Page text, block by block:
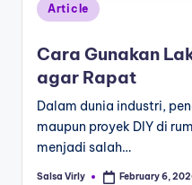
Article
Cara Gunakan
agar Rapat
Dalam dunia industri,
maupun proyek DIY di
menjadi salah…
Salsa Virly February 6,